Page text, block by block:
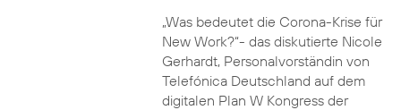
„Was bedeutet die Corona-Krise für
New Work?“- das diskutierte Nicole
Gerhardt, Personalvorständin von
Telefónica Deutschland auf dem
digitalen Plan W Kongress der